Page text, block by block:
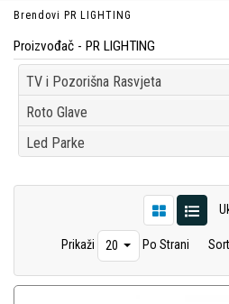
Brendovi PR LIGHTING
Proizvođač - PR LIGHTING
TV i Pozorišna Rasvjeta
Roto Glave
Led Parke
Prikaži 20 Po Strani